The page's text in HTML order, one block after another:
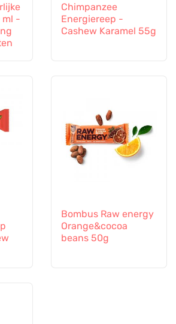
ml -
Chimpanzee
Energiereep -
Cashew Karamel 55g
Bombus Raw energy
Orange&cocoa
beans 50g